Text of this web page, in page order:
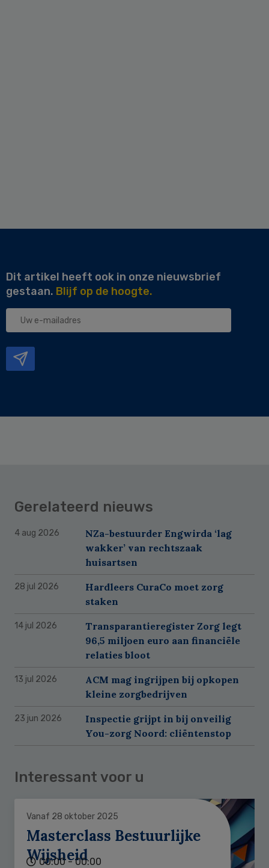
Dit artikel heeft ook in onze nieuwsbrief
gestaan. Blijf op de hoogte.
Uw
Gerelateerd nieuws
4 aug 2026
NZa-bestuurder Engwirda ‘lag
wakker’ van rechtszaak
huisartsen
28 jul 2026
Hardleers CuraCo moet zorg
staken
14 jul 2026
Transparantieregister Zorg legt
96,5 miljoen euro aan financiële
relaties bloot
13 jul 2026
ACM mag ingrijpen bij opkopen
kleine zorgbedrijven
23 jun 2026
Inspectie grijpt in bij onveilig
You-zorg Noord: cliëntenstop
Interessant voor u
Vanaf 28 oktober 2025
Masterclass Bestuurlijke
Wijsheid
00:00 - 00:00